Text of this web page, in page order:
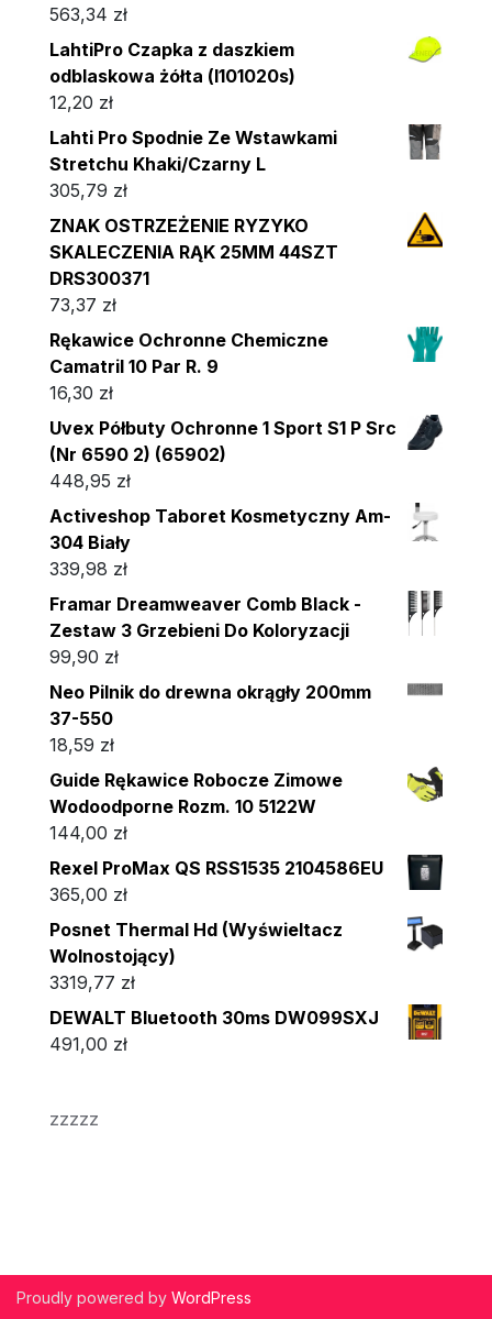
563,34 zł
LahtiPro Czapka z daszkiem
odblaskowa żółta (l101020s)
12,20 zł
Lahti Pro Spodnie Ze Wstawkami
Stretchu Khaki/Czarny L
305,79 zł
ZNAK OSTRZEŻENIE RYZYKO
SKALECZENIA RĄK 25MM 44SZT
DRS300371
73,37 zł
Rękawice Ochronne Chemiczne
Camatril 10 Par R. 9
16,30 zł
Uvex Półbuty Ochronne 1 Sport S1 P Src
(Nr 6590 2) (65902)
448,95 zł
Activeshop Taboret Kosmetyczny Am-
304 Biały
339,98 zł
Framar Dreamweaver Comb Black -
Zestaw 3 Grzebieni Do Koloryzacji
99,90 zł
Neo Pilnik do drewna okrągły 200mm
37-550
18,59 zł
Guide Rękawice Robocze Zimowe
Wodoodporne Rozm. 10 5122W
144,00 zł
Rexel ProMax QS RSS1535 2104586EU
365,00 zł
Posnet Thermal Hd (Wyświeltacz
Wolnostojący)
3319,77 zł
DEWALT Bluetooth 30ms DW099SXJ
491,00 zł
zzzzz
Proudly powered by WordPress